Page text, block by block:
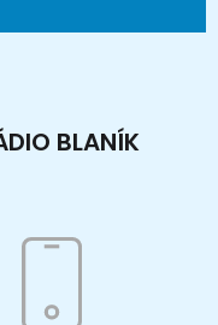
BLANÍK